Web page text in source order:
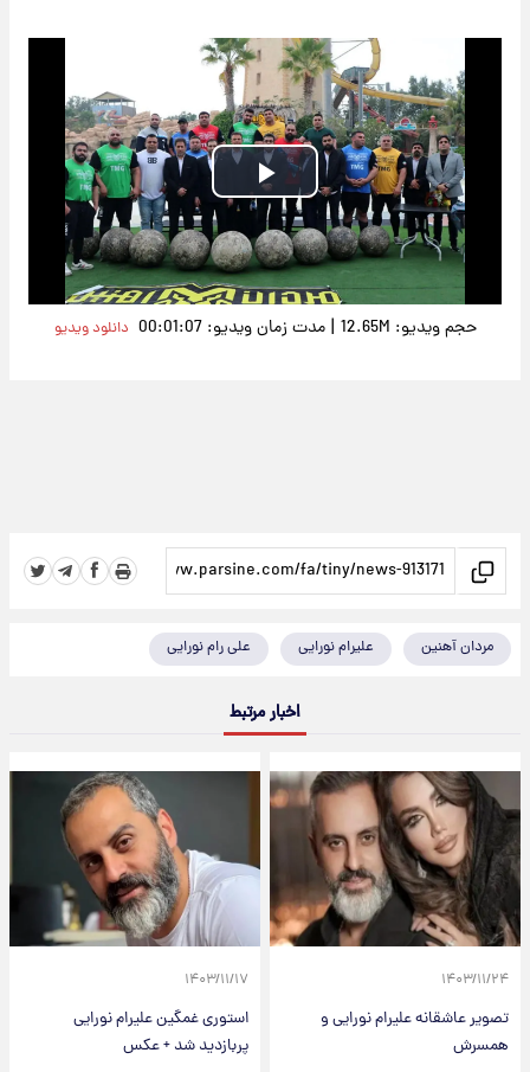
Play
Video
حجم ویدیو: 12.65M |مدت زمان ویدیو: 00:01:07 دانلود ویدیو
مردان آهنین علیرام نورایی علی رام نورایی
اخبار مرتبط
۱۴۰۳/۱۱/۲۴
تصویر عاشقانه علیرام نورایی و
همسرش
۱۴۰۳/۱۱/۱۷
استوری غمگین علیرام نورایی
پربازدید شد + عکس